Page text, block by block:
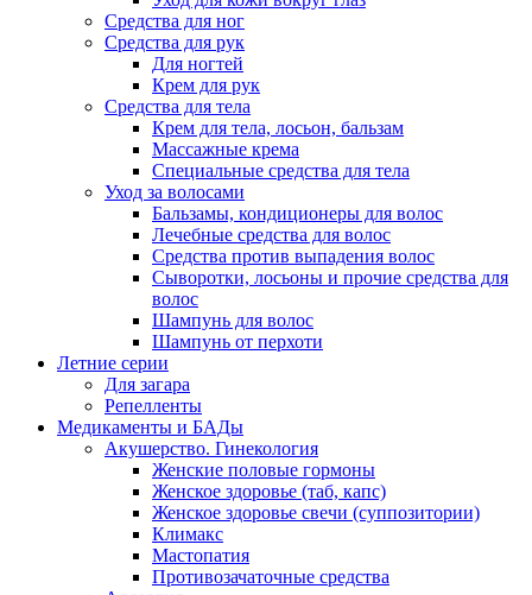
Средства для ног
Средства для рук
Для ногтей
Крем для рук
Средства для тела
Крем для тела, лосьон, бальзам
Массажные крема
Специальные средства для тела
Уход за волосами
Бальзамы, кондиционеры для волос
Лечебные средства для волос
Средства против выпадения волос
Сыворотки, лосьоны и прочие средства для
волос
Шампунь для волос
Шампунь от перхоти
Летние серии
Для загара
Репелленты
Медикаменты и БАДы
Акушерство. Гинекология
Женские половые гормоны
Женское здоровье (таб, капс)
Женское здоровье свечи (суппозитории)
Климакс
Мастопатия
Противозачаточные средства